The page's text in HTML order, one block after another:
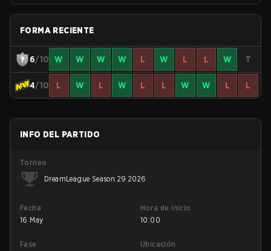
FORMA RECIENTE
6/10 W W W W L W L L W T
4/10 L W L W L L W W L L
INFO DEL PARTIDO
Torneo
DreamLeague Season 29 2026
Fecha
16 May
Hora de inicio
10:00
Fase
Ubicación